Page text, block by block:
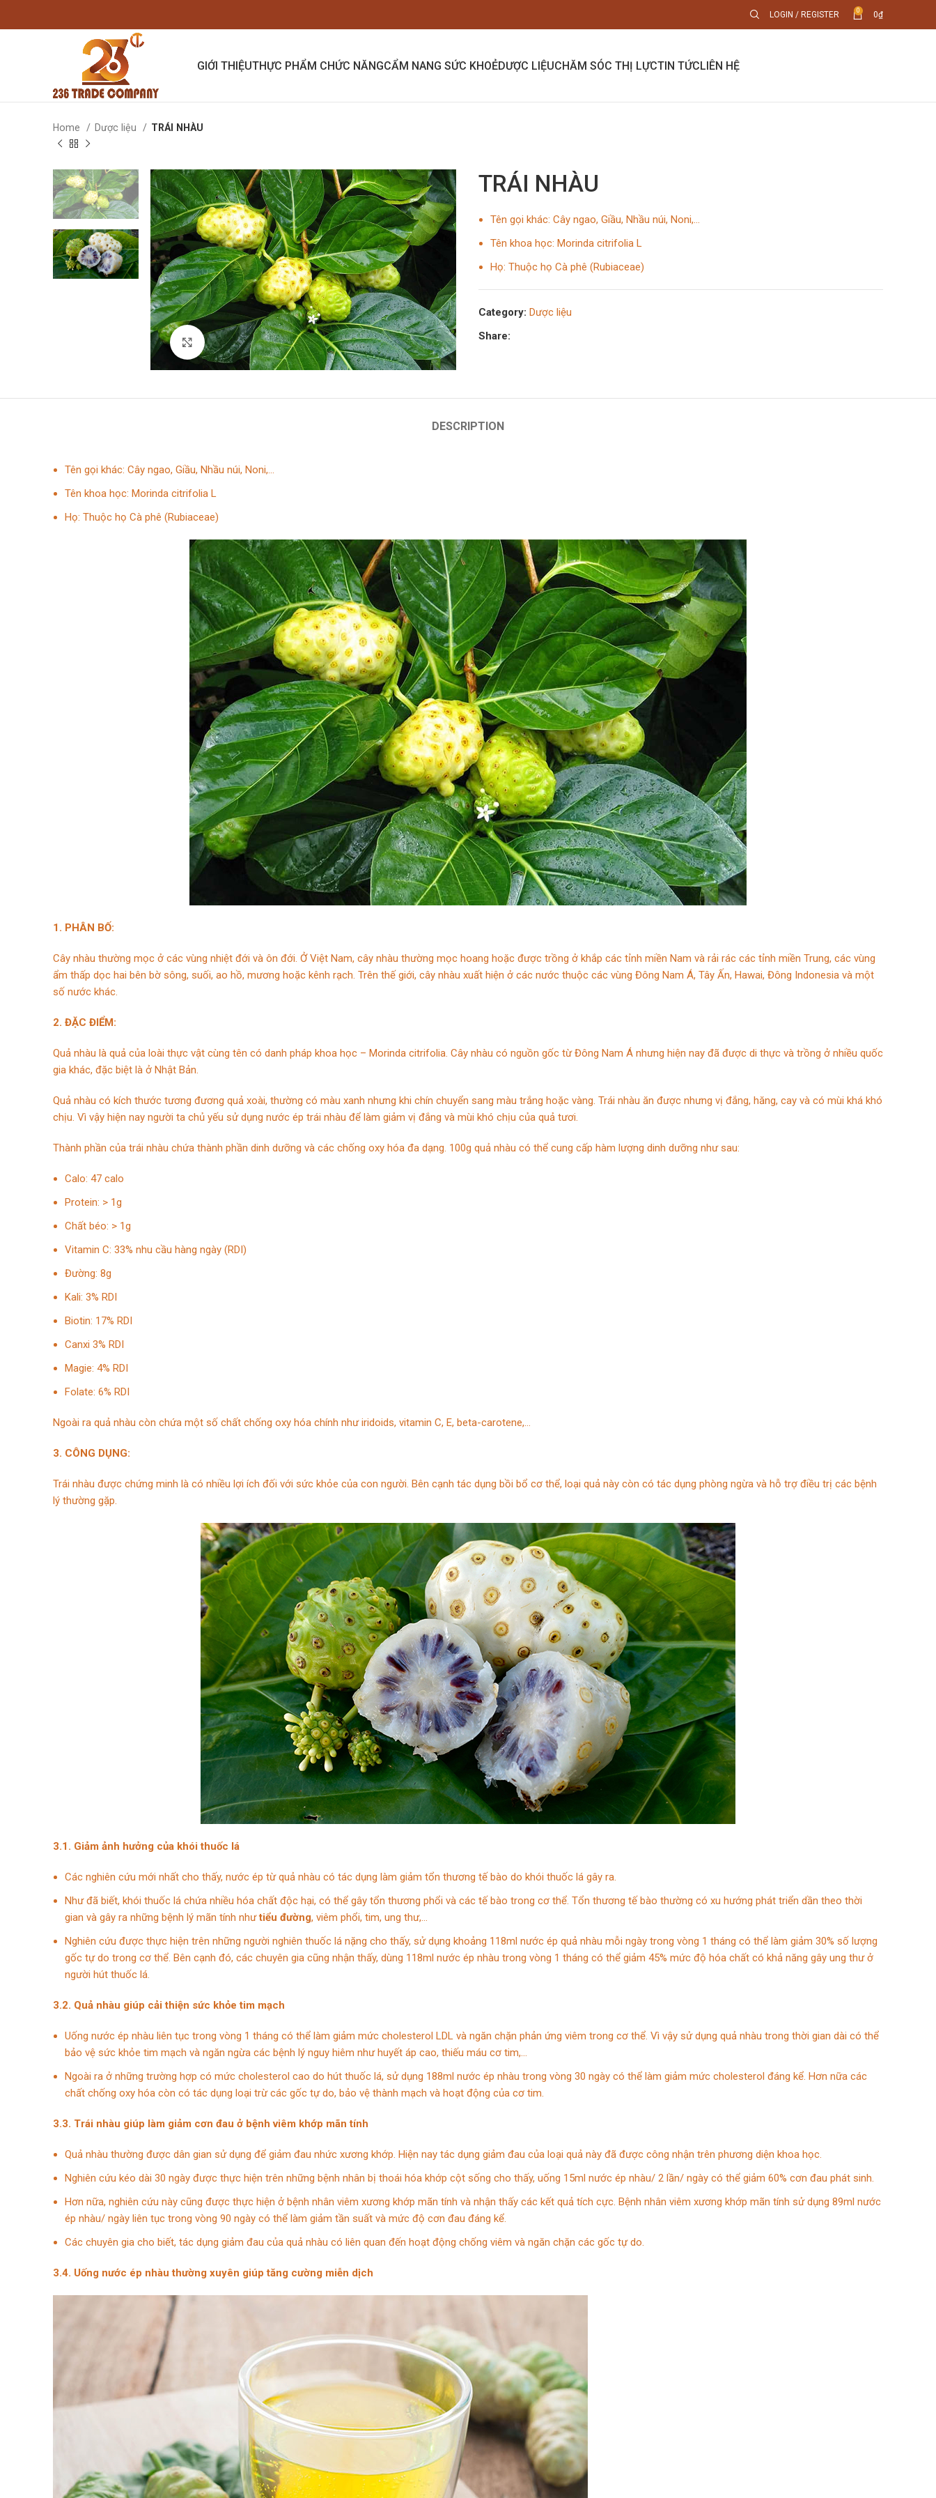
LOGIN / REGISTER 0 0₫
GIỚI THIỆUTHỰC PHẨM CHỨC NĂNGCẨM NANG SỨC KHOẺDƯỢC LIỆUCHĂM SÓC THỊ LỰCTIN TỨCLIÊN HỆ
Home Dược liệu TRÁI NHÀU
Click to enlarge
TRÁI NHÀU
Tên gọi khác: Cây ngao, Giầu, Nhầu núi, Noni,…
Tên khoa học: Morinda citrifolia L
Họ: Thuộc họ Cà phê (Rubiaceae)
Category: Dược liệu
Share:
DESCRIPTION
Tên gọi khác: Cây ngao, Giầu, Nhầu núi, Noni,…
Tên khoa học: Morinda citrifolia L
Họ: Thuộc họ Cà phê (Rubiaceae)
1. PHÂN BỐ:
Cây nhàu thường mọc ở các vùng nhiệt đới và ôn đới. Ở Việt Nam, cây nhàu thường mọc hoang hoặc được trồng ở khắp các tỉnh miền Nam và rải rác các tỉnh miền Trung, các vùng
ẩm thấp dọc hai bên bờ sông, suối, ao hồ, mương hoặc kênh rạch. Trên thế giới, cây nhàu xuất hiện ở các nước thuộc các vùng Đông Nam Á, Tây Ấn, Hawai, Đông Indonesia và một
số nước khác.
2. ĐẶC ĐIỂM:
Quả nhàu là quả của loài thực vật cùng tên có danh pháp khoa học – Morinda citrifolia. Cây nhàu có nguồn gốc từ Đông Nam Á nhưng hiện nay đã được di thực và trồng ở nhiều quốc
gia khác, đặc biệt là ở Nhật Bản.
Quả nhàu có kích thước tương đương quả xoài, thường có màu xanh nhưng khi chín chuyển sang màu trắng hoặc vàng. Trái nhàu ăn được nhưng vị đắng, hăng, cay và có mùi khá khó
chịu. Vì vậy hiện nay người ta chủ yếu sử dụng nước ép trái nhàu để làm giảm vị đắng và mùi khó chịu của quả tươi.
Thành phần của trái nhàu chứa thành phần dinh dưỡng và các chống oxy hóa đa dạng. 100g quả nhàu có thể cung cấp hàm lượng dinh dưỡng như sau:
Calo: 47 calo
Protein: > 1g
Chất béo: > 1g
Vitamin C: 33% nhu cầu hàng ngày (RDI)
Đường: 8g
Kali: 3% RDI
Biotin: 17% RDI
Canxi 3% RDI
Magie: 4% RDI
Folate: 6% RDI
Ngoài ra quả nhàu còn chứa một số chất chống oxy hóa chính như iridoids, vitamin C, E, beta-carotene,…
3. CÔNG DỤNG:
Trái nhàu được chứng minh là có nhiều lợi ích đối với sức khỏe của con người. Bên cạnh tác dụng bồi bổ cơ thể, loại quả này còn có tác dụng phòng ngừa và hỗ trợ điều trị các bệnh
lý thường gặp.
3.1. Giảm ảnh hưởng của khói thuốc lá
Các nghiên cứu mới nhất cho thấy, nước ép từ quả nhàu có tác dụng làm giảm tổn thương tế bào do khói thuốc lá gây ra.
Như đã biết, khói thuốc lá chứa nhiều hóa chất độc hại, có thể gây tổn thương phổi và các tế bào trong cơ thể. Tổn thương tế bào thường có xu hướng phát triển dần theo thời
gian và gây ra những bệnh lý mãn tính nhưtiểu đường, viêm phổi, tim, ung thư,…
Nghiên cứu được thực hiện trên những người nghiên thuốc lá nặng cho thấy, sử dụng khoảng 118ml nước ép quả nhàu mỗi ngày trong vòng 1 tháng có thể làm giảm 30% số lượng
gốc tự do trong cơ thể. Bên cạnh đó, các chuyên gia cũng nhận thấy, dùng 118ml nước ép nhàu trong vòng 1 tháng có thể giảm 45% mức độ hóa chất có khả năng gây ung thư ở
người hút thuốc lá.
3.2. Quả nhàu giúp cải thiện sức khỏe tim mạch
Uống nước ép nhàu liên tục trong vòng 1 tháng có thể làm giảm mức cholesterol LDL và ngăn chặn phản ứng viêm trong cơ thể. Vì vậy sử dụng quả nhàu trong thời gian dài có thể
bảo vệ sức khỏe tim mạch và ngăn ngừa các bệnh lý nguy hiêm như huyết áp cao, thiếu máu cơ tim,…
Ngoài ra ở những trường hợp có mức cholesterol cao do hút thuốc lá, sử dụng 188ml nước ép nhàu trong vòng 30 ngày có thể làm giảm mức cholesterol đáng kể. Hơn nữa các
chất chống oxy hóa còn có tác dụng loại trừ các gốc tự do, bảo vệ thành mạch và hoạt động của cơ tim.
3.3. Trái nhàu giúp làm giảm cơn đau ở bệnh viêm khớp mãn tính
Quả nhàu thường được dân gian sử dụng để giảm đau nhức xương khớp. Hiện nay tác dụng giảm đau của loại quả này đã được công nhận trên phương diện khoa học.
Nghiên cứu kéo dài 30 ngày được thực hiện trên những bệnh nhân bị thoái hóa khớp cột sống cho thấy, uống 15ml nước ép nhàu/ 2 lần/ ngày có thể giảm 60% cơn đau phát sinh.
Hơn nữa, nghiên cứu này cũng được thực hiện ở bệnh nhân viêm xương khớp mãn tính và nhận thấy các kết quả tích cực. Bệnh nhân viêm xương khớp mãn tính sử dụng 89ml nước
ép nhàu/ ngày liên tục trong vòng 90 ngày có thể làm giảm tần suất và mức độ cơn đau đáng kể.
Các chuyên gia cho biết, tác dụng giảm đau của quả nhàu có liên quan đến hoạt động chống viêm và ngăn chặn các gốc tự do.
3.4. Uống nước ép nhàu thường xuyên giúp tăng cường miễn dịch